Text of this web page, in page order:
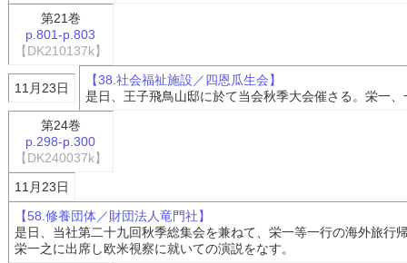
第21巻
p.801-p.803
【DK210137k】
11月23日
【38.社会福祉施設／四恩瓜生会】
是日、王子飛鳥山邸に於て当会秋季大会催さる。栄一
第24巻
p.298-p.300
【DK240037k】
11月23日
【58.修養団体／財団法人竜門社】
是日、当社第二十九回秋季総集会を兼ねて、栄一等一行の海外旅行
栄一之に出席し欧米視察に就いての演説をなす。